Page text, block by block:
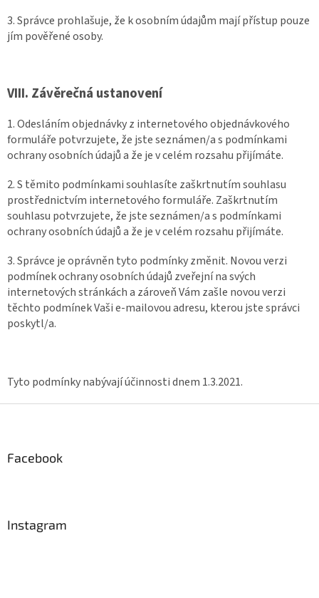
3. Správce prohlašuje, že k osobním údajům mají přístup pouze
jím pověřené osoby.
VIII. Závěrečná ustanovení
1. Odesláním objednávky z internetového objednávkového
formuláře potvrzujete, že jste seznámen/a s podmínkami
ochrany osobních údajů a že je v celém rozsahu přijímáte.
2. S těmito podmínkami souhlasíte zaškrtnutím souhlasu
prostřednictvím internetového formuláře. Zaškrtnutím
souhlasu potvrzujete, že jste seznámen/a s podmínkami
ochrany osobních údajů a že je v celém rozsahu přijímáte.
3. Správce je oprávněn tyto podmínky změnit. Novou verzi
podmínek ochrany osobních údajů zveřejní na svých
internetových stránkách a zároveň Vám zašle novou verzi
těchto podmínek Vaši e-mailovou adresu, kterou jste správci
poskytl/a.
Tyto podmínky nabývají účinnosti dnem 1.3.2021.
Facebook
Instagram